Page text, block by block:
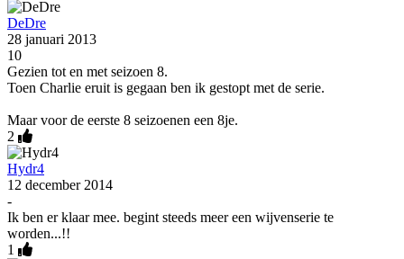
DeDre
28 januari 2013
10
Gezien tot en met seizoen 8.
Toen Charlie eruit is gegaan ben ik gestopt met de serie.
Maar voor de eerste 8 seizoenen een 8je.
2
Hydr4
12 december 2014
-
Ik ben er klaar mee. begint steeds meer een wijvenserie te
worden...!!
1